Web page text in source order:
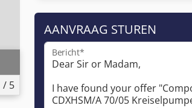
/ 5
AANVRAAG STUREN
Bericht*